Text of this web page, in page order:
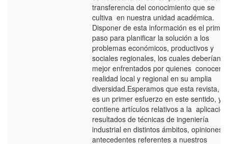
transferencia del conocimiento que se
cultiva en nuestra unidad académica.
Disponer de esta información es el primer
paso para planificar la solución a los
problemas económicos, productivos y
sociales regionales, los cuales deberían
mejor enfrentados por quienes conocen
realidad local y regional en su amplia
diversidad.Esperamos que esta revista,
es un primer esfuerzo en este sentido, y
contiene artículos relativos a la
resultados de técnicas de ingeniería
industrial en distintos ámbitos, opiniones y
antecedentes referentes a nuestros